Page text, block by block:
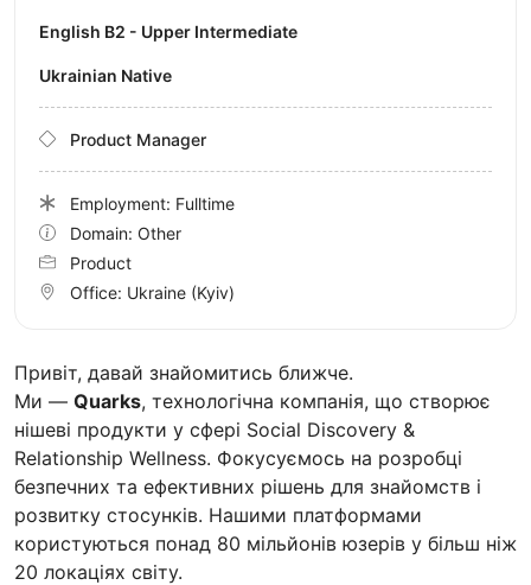
Привіт, давай знайомитись ближче.
Ми — Quarks, технологічна компанія, що створює
нішеві продукти у сфері Social Discovery &
Relationship Wellness. Фокусуємось на розробці
безпечних та ефективних рішень для знайомств і
розвитку стосунків. Нашими платформами
користуються понад 80 мільйонів юзерів у більш ніж
20 локаціях світу.
English B2 - Upper Intermediate
Ukrainian Native
Product Manager
Employment: Fulltime
Domain: Other
Product
Office: Ukraine (Kyiv)